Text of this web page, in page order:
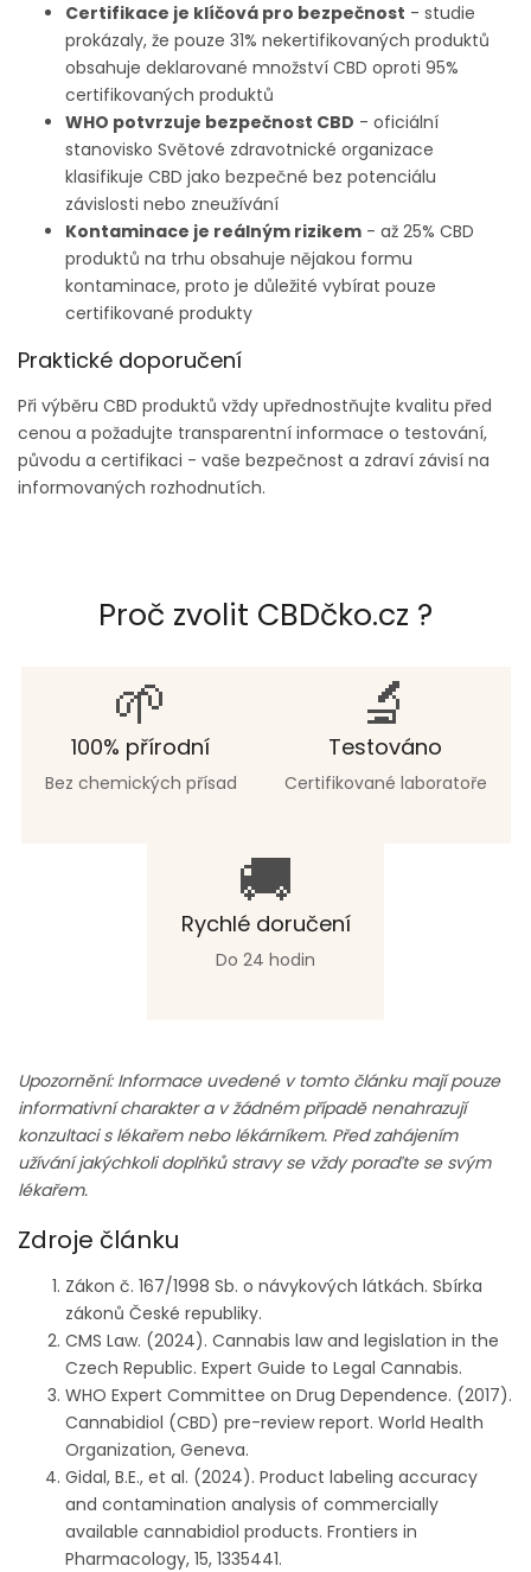
Certifikace je klíčová pro bezpečnost - studie
prokázaly, že pouze 31% nekertifikovaných produktů
obsahuje deklarované množství CBD oproti 95%
certifikovaných produktů
WHO potvrzuje bezpečnost CBD - oficiální
stanovisko Světové zdravotnické organizace
klasifikuje CBD jako bezpečné bez potenciálu
závislosti nebo zneužívání
Kontaminace je reálným rizikem - až 25% CBD
produktů na trhu obsahuje nějakou formu
kontaminace, proto je důležité vybírat pouze
certifikované produkty
Praktické doporučení
Při výběru CBD produktů vždy upřednostňujte kvalitu před
cenou a požadujte transparentní informace o testování,
původu a certifikaci - vaše bezpečnost a zdraví závisí na
informovaných rozhodnutích.
Proč zvolit CBDčko.cz ?
🌱
100% přírodní
Bez chemických přísad
🔬
Testováno
Certifikované laboratoře
🚚
Rychlé doručení
Do 24 hodin
Upozornění: Informace uvedené v tomto článku mají pouze
informativní charakter a v žádném případě nenahrazují
konzultaci s lékařem nebo lékárníkem. Před zahájením
užívání jakýchkoli doplňků stravy se vždy poraďte se svým
lékařem.
Zdroje článku
Zákon č. 167/1998 Sb. o návykových látkách. Sbírka
zákonů České republiky.
CMS Law. (2024). Cannabis law and legislation in the
Czech Republic. Expert Guide to Legal Cannabis.
WHO Expert Committee on Drug Dependence. (2017).
Cannabidiol (CBD) pre-review report. World Health
Organization, Geneva.
Gidal, B.E., et al. (2024). Product labeling accuracy
and contamination analysis of commercially
available cannabidiol products. Frontiers in
Pharmacology, 15, 1335441.